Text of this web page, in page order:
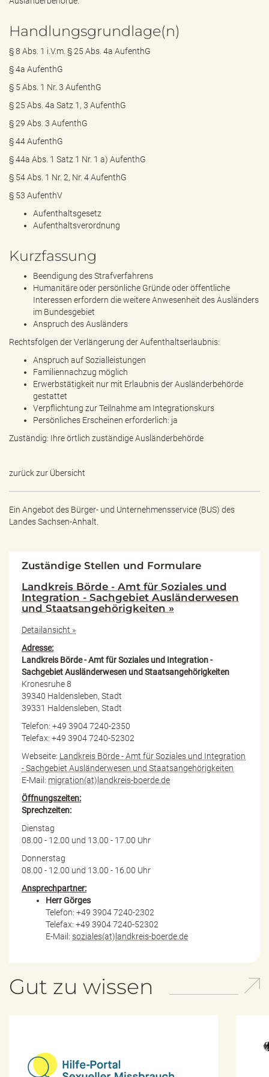
Handlungsgrundlage(n)
§ 8 Abs. 1 i.V.m. § 25 Abs. 4a AufenthG
§ 4a AufenthG
§ 5 Abs. 1 Nr. 3 AufenthG
§ 25 Abs. 4a Satz 1, 3 AufenthG
§ 29 Abs. 3 AufenthG
§ 44 AufenthG
§ 44a Abs. 1 Satz 1 Nr. 1 a) AufenthG
§ 54 Abs. 1 Nr. 2, Nr. 4 AufenthG
§ 53 AufenthV
Aufenthaltsgesetz
Aufenthaltsverordnung
Kurzfassung
Beendigung des Strafverfahrens
Humanitäre oder persönliche Gründe oder öffentliche
Interessen erfordern die weitere Anwesenheit des Ausländers
im Bundesgebiet
Anspruch des Ausländers
Rechtsfolgen der Verlängerung der Aufenthaltserlaubnis:
Anspruch auf Sozialleistungen
Familiennachzug möglich
Erwerbstätigkeit nur mit Erlaubnis der Ausländerbehörde
gestattet
Verpflichtung zur Teilnahme am Integrationskurs
Persönliches Erscheinen erforderlich: ja
Zuständig: Ihre örtlich zuständige Ausländerbehörde
zurück zur Übersicht
Ein Angebot des Bürger- und Unternehmensservice (BUS) des
Landes Sachsen-Anhalt.
Zuständige Stellen und Formulare
Landkreis Börde - Amt für Soziales und
Integration - Sachgebiet Ausländerwesen
und Staatsangehörigkeiten »
Detailansicht »
Adresse:
Landkreis Börde - Amt für Soziales und Integration -
Sachgebiet Ausländerwesen und Staatsangehörigkeiten
Kronesruhe 8
39340 Haldensleben, Stadt
39331 Haldensleben, Stadt
Telefon: +49 3904 7240-2350
Telefax: +49 3904 7240-52302
Webseite: Landkreis Börde - Amt für Soziales und Integration
- Sachgebiet Ausländerwesen und Staatsangehörigkeiten
E-Mail: migration(at)landkreis-boerde.de
Öffnungszeiten:
Sprechzeiten:
Dienstag
08.00 - 12.00 und 13.00 - 17.00 Uhr
Donnerstag
08.00 - 12.00 und 13.00 - 16.00 Uhr
Ansprechpartner:
Herr Görges
Telefon: +49 3904 7240-2302
Telefax: +49 3904 7240-52302
E-Mail: soziales(at)landkreis-boerde.de
Gut zu wissen